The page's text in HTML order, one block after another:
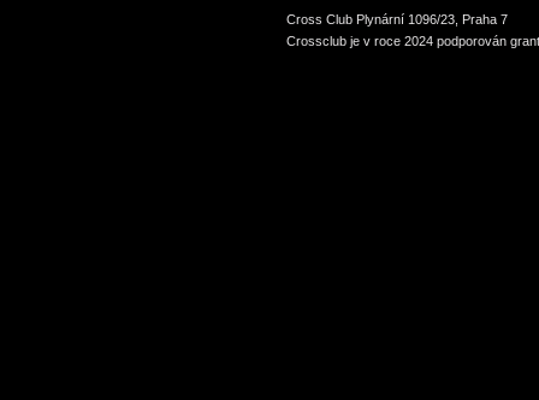
Cross Club Plynární 1096/23, Praha 7
Crossclub je v roce 2024 podporován